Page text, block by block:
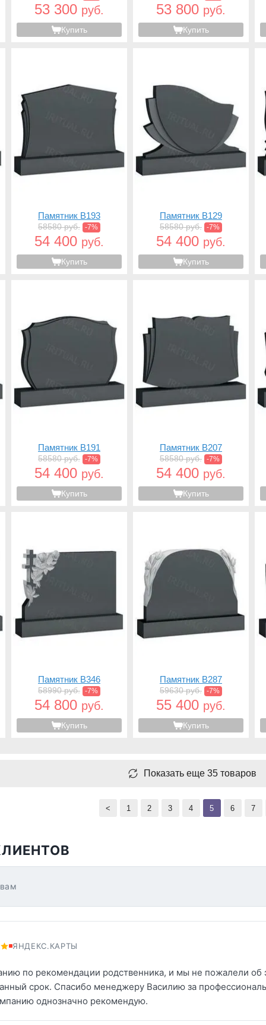
53 300 руб.
Купить
53 800 руб.
Купить
Памятник B193
58580 руб. -7%
54 400 руб.
Купить
Памятник B129
58580 руб. -7%
54 400 руб.
Купить
Памятник B191
58580 руб. -7%
54 400 руб.
Купить
Памятник B207
58580 руб. -7%
54 400 руб.
Купить
Памятник B346
58990 руб. -7%
54 800 руб.
Купить
Памятник B287
59630 руб. -7%
55 400 руб.
Купить
Показать еще 35 товаров
< 1 2 3 4 5 6 7
ЯНДЕКС.КАРТЫ
по рекомендации родственника, и мы не пожалели об
срок. Спасибо менеджеру Василию за
однозначно рекомендую.